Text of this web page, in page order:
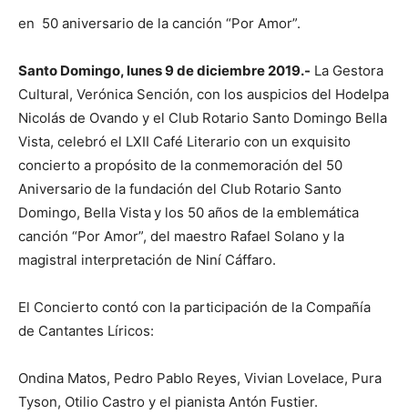
en 50 aniversario de la canción “Por Amor”.
Santo Domingo, lunes 9 de diciembre 2019.- La Gestora
Cultural, Verónica Sención, con los auspicios del Hodelpa
Nicolás de Ovando y el Club Rotario Santo Domingo Bella
Vista, celebró el LXII Café Literario con un exquisito
concierto a propósito de la conmemoración del 50
Aniversario de la fundación del Club Rotario Santo
Domingo, Bella Vistay los 50 años de la emblemática
canción “Por Amor”, del maestro Rafael Solano y la
magistral interpretación de Niní Cáffaro.
El Concierto contó con la participación de la Compañía
de Cantantes Líricos:
Ondina Matos, Pedro Pablo Reyes, Vivian Lovelace, Pura
Tyson, Otilio Castro y el pianista Antón Fustier.